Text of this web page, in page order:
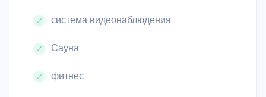
система видеонаблюдения
Сауна
фитнес